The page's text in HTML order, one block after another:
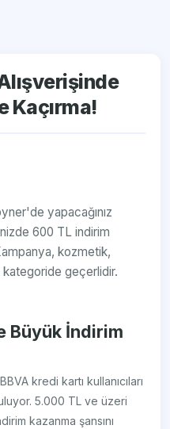
Kaçırma!
yapacağınız
600 TL indirim
kozmetik,
geçerlidir.
Büyük İndirim
kredi kartı kullanıcıları
5.000 TL ve üzeri
kazanma şansını